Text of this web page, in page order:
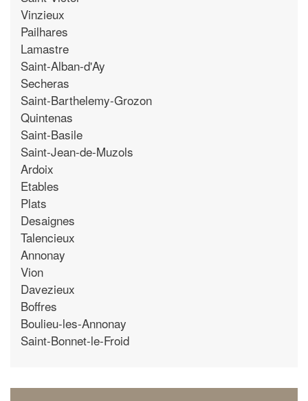
Vinzieux
Pailhares
Lamastre
Saint-Alban-d'Ay
Secheras
Saint-Barthelemy-Grozon
Quintenas
Saint-Basile
Saint-Jean-de-Muzols
Ardoix
Etables
Plats
Desaignes
Talencieux
Annonay
Vion
Davezieux
Boffres
Boulieu-les-Annonay
Saint-Bonnet-le-Froid